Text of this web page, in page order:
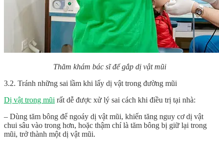
Thăm khám bác sĩ để gắp dị vật mũi
3.2. Tránh những sai lầm khi lấy dị vật trong đường mũi
Dị vật trong mũi rất dễ được xử lý sai cách khi điều trị tại nhà:
– Dùng tăm bông để ngoáy dị vật mũi, khiến tăng nguy cơ dị vật
chui sâu vào trong hơn, hoặc thậm chí là tăm bông bị giữ lại trong
mũi, trở thành một dị vật mũi.